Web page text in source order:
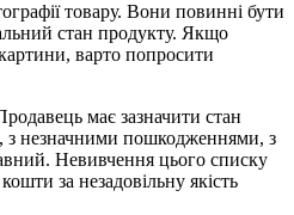
товару. Вони повинні бути
стан продукту. Якщо
варто попросити
має зазначити стан
незначними пошкодженнями, з
Невивчення цього списку
за незадовільну якість